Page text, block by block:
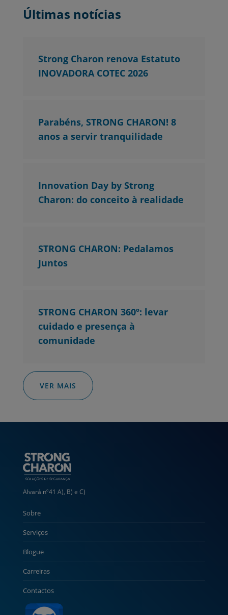
Últimas notícias
Strong Charon renova Estatuto
INOVADORA COTEC 2026
Parabéns, STRONG CHARON! 8
anos a servir tranquilidade
Innovation Day by Strong
Charon: do conceito à realidade
STRONG CHARON: Pedalamos
Juntos
STRONG CHARON 360º: levar
cuidado e presença à
comunidade
VER MAIS
Alvará nº41 A), B) e C)
Sobre
Serviços
Blogue
Carreiras
Contactos